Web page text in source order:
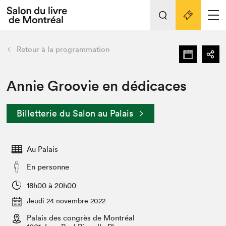
Espace médias
Espace exposant⋅e⋅s
Tout sur l'édition 2022
Actualités
Vidéos et Balados
Club de lecture Braindate
retour Nos activités
Édition 2022
Nous connaître
Projets partenaires 2022
Archives
Liens pratiques
Retour à la programmation
Annie Groovie en dédicaces
Billetterie du Salon au Palais
Au Palais
En personne
18h00 à 20h00
Jeudi 24 novembre 2022
Palais des congrès de Montréal